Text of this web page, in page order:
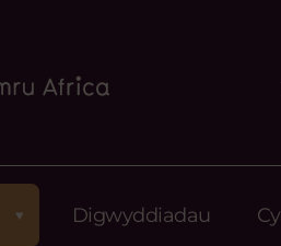
Digwyddiadau